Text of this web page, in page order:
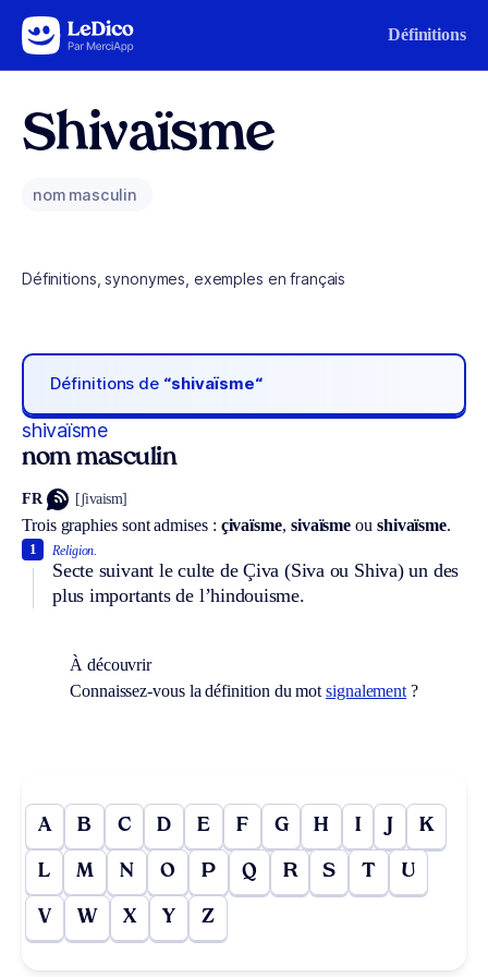
Aller au contenu Définitions
Shivaïsme
nom masculin
Définitions, synonymes, exemples en français
Définitions de “shivaïsme“
shivaïsme
nom masculin
FR [ʃivaism]
Trois graphies sont admises : çivaïsme, sivaïsme ou shivaïsme.
Religion.
Secte suivant le culte de Çiva (Siva ou Shiva) un des
plus importants de l’hindouisme.
1
À découvrir
Connaissez-vous la définition du motsignalement ?
A B C D E F G H I J K
L M N O P Q R S T U
V W X Y Z